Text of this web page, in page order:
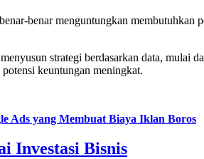
benar menguntungkan membutuhkan
strategi berdasarkan data, mulai
keuntungan meningkat.
Ads yang Membuat Biaya Iklan Boros
Investasi Bisnis